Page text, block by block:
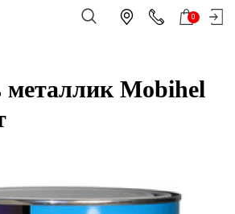
0
металлик Mobihel